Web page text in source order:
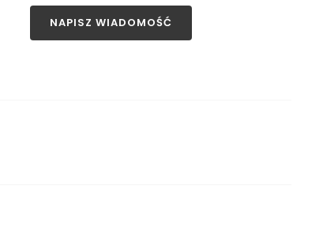
NAPISZ WIADOMOŚĆ